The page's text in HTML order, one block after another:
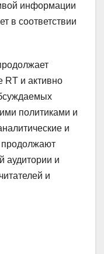
информации
в соответствии
RT и активно
политиками и
и
аудитории и
и